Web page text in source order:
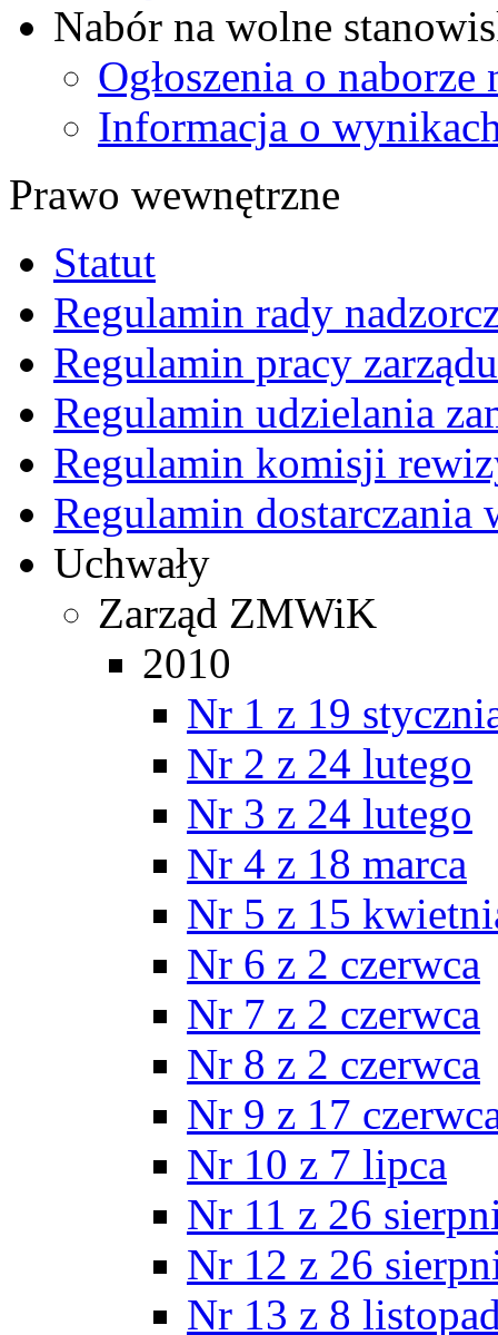
Nabór na wolne
Ogłoszenia o
Informacja o
Prawo wewnętrzne
Statut
Regulamin rady
Regulamin pracy zarządu
Regulamin udzielania
Regulamin komisji
Regulamin
Uchwały
Zarząd ZMWiK
2010
Nr 1 z 19
Nr 2 z 24 lutego
Nr 3 z 24 lutego
Nr 4 z 18 marca
Nr 5 z 15
Nr 6 z 2 czerwca
Nr 7 z 2 czerwca
Nr 8 z 2 czerwca
Nr 9 z 17
Nr 10 z 7 lipca
Nr 11 z 26
Nr 12 z 26
Nr 13 z 8